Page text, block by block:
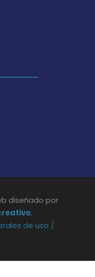
diseñado por
.
de uso /